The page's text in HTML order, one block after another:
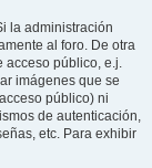
la administración
al foro. De otra
acceso público, e.j.
imágenes que se
público) ni
de autenticación,
etc. Para exhibir